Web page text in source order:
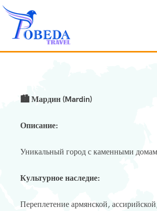
🏙 Мардин (Mardin)
Описание:
Уникальный город с каменными
Культурное наследие:
Переплетение армянской,